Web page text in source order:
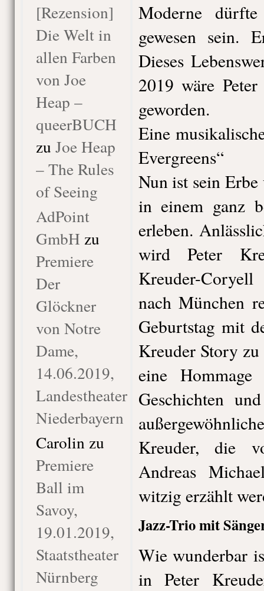
[Rezension]
Die Welt in
allen Farben
von Joe
Heap –
queerBUCH
zu Joe Heap
– The Rules
of Seeing
AdPoint
GmbH zu
Premiere
Der
Glöckner
von Notre
Dame,
14.06.2019,
Landestheater
Niederbayern
Carolin zu
Premiere
Ball im
Savoy,
19.01.2019,
Staatstheater
Nürnberg
Moderne
gewesen sein.
Dieses
2019 wäre
geworden.
Eine
Evergreens“
Nun ist sein
in einem ganz
erleben.
wird Peter
Kreuder-
nach München
Geburtstag mit
Kreuder Story
eine
Geschichten
Kreuder, die
Andreas
witzig erzählt
Jazz-Trio mit
Wie wunderbar
in Peter